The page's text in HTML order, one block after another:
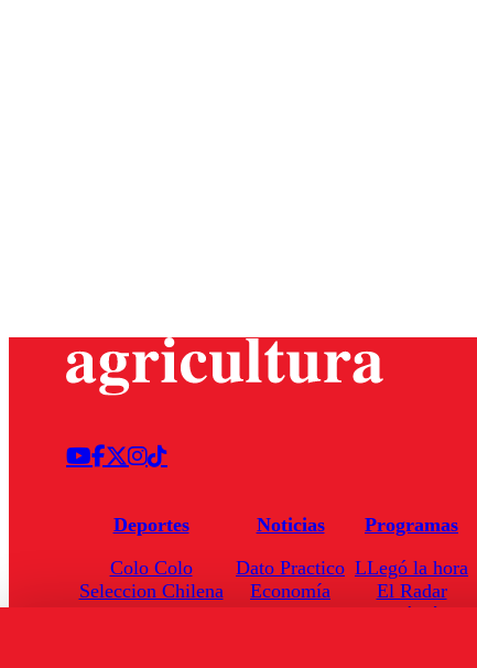
Deportes
Colo Colo
Seleccion Chilena
Noticias
Dato Practico
Economía
Programas
LLegó la hora
El Radar
Enfoqué Público